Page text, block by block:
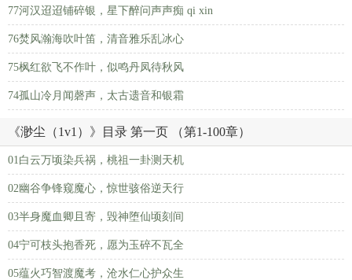
77河汉迢迢铺碎银，星下醉问声声痴 qi xin
76焚风瀚海吹叶笛，清音雅乐乱冰心
75枫红欲飞不作叶，似鸣丹凤待秋风
74孤山冷月闻磬声，太古遗音和银霜
《渺尘（1v1）》目录 第一页 （第1-100章）
01白云万顷染兵祸，桃祖一卦测天机
02幽谷争锋窥魔心，惊世骇俗逆天行
03半身魔血卿且寄，毁神堕仙顷刻间
04宁可枝头抱香死，愿为玉碎不瓦全
05蕴火巧智渡魔考，沧水仁心护众生